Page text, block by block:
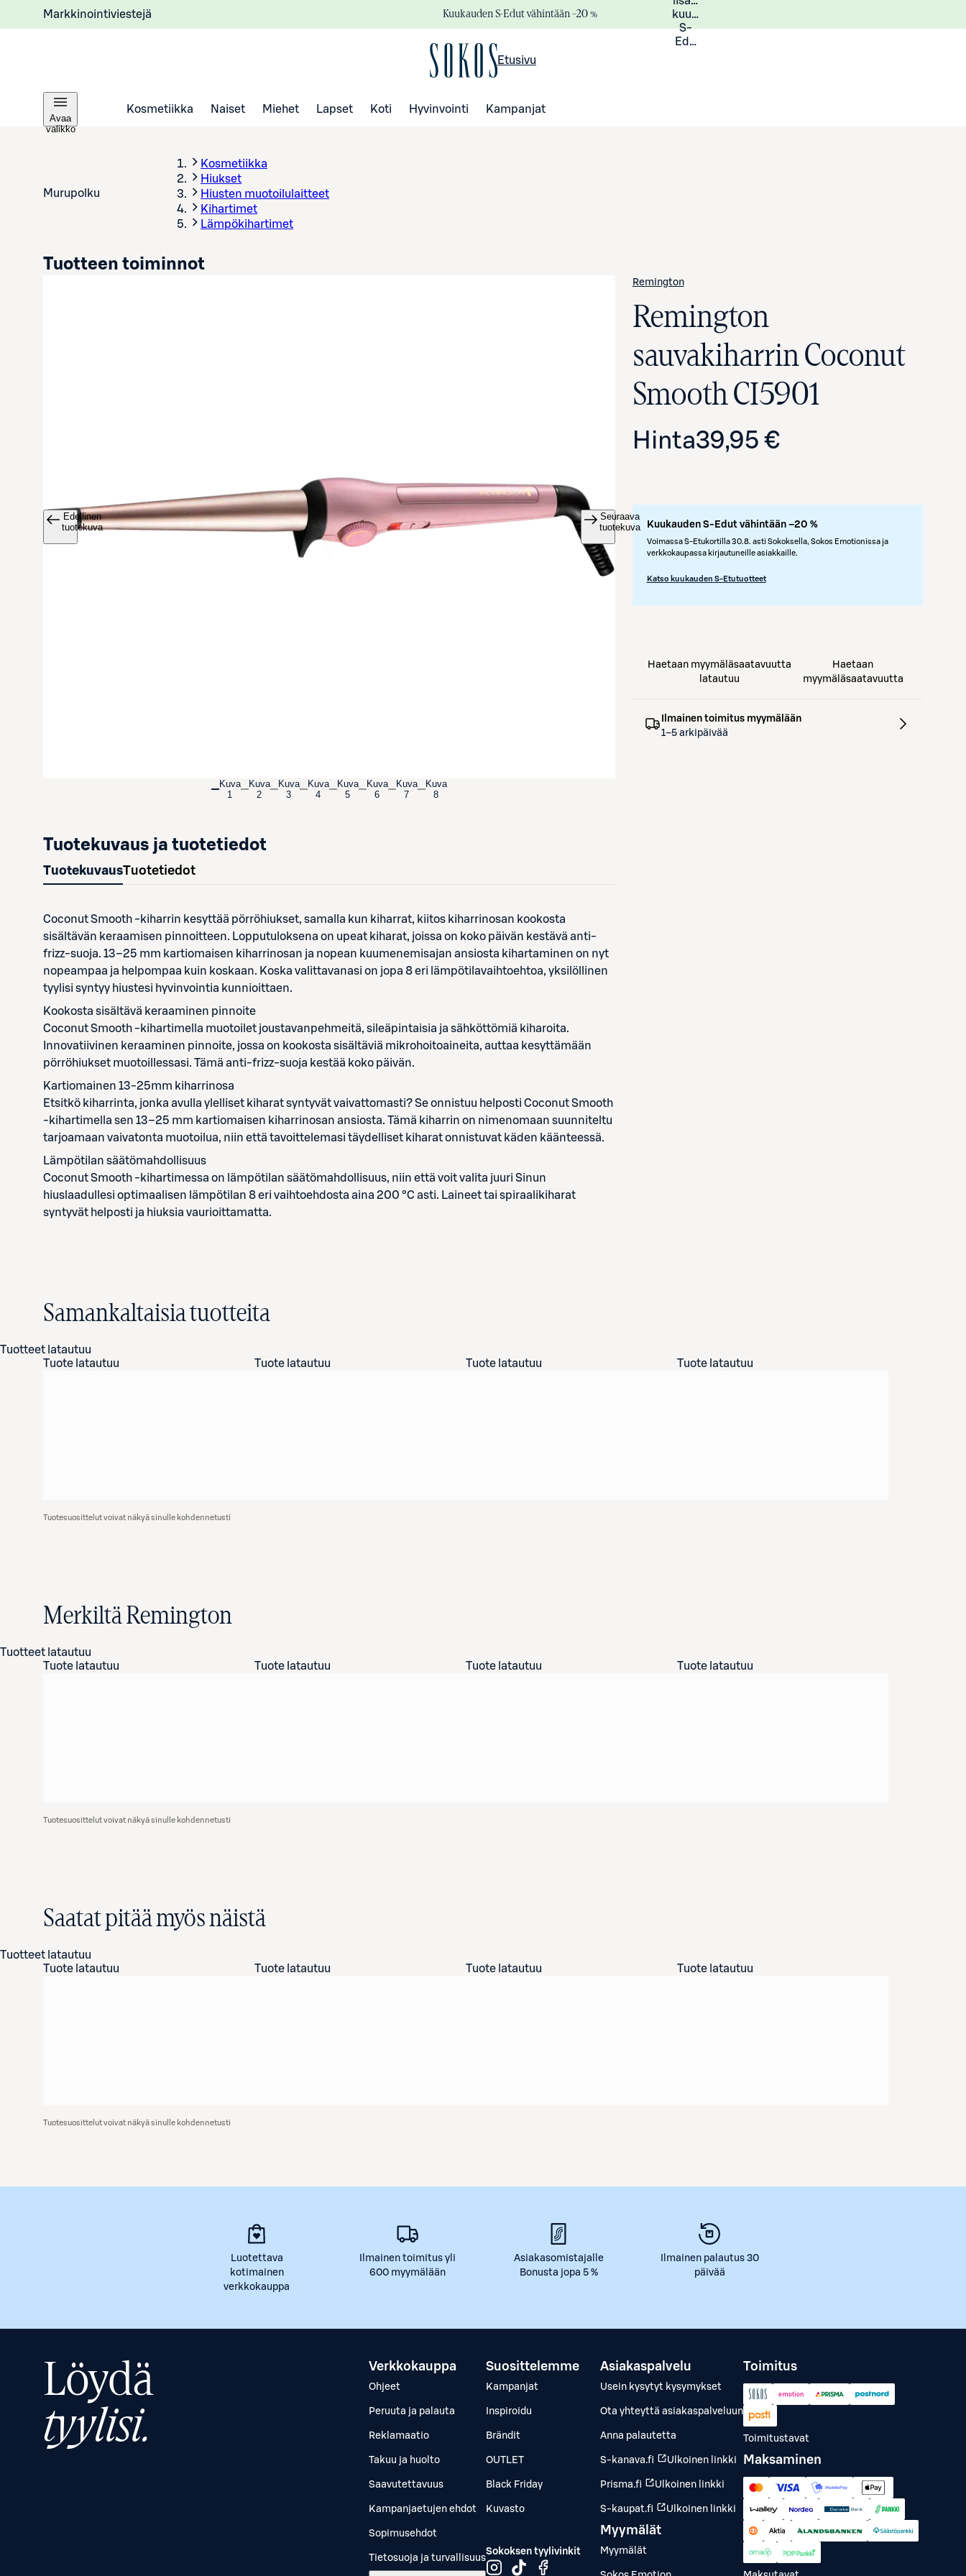
Markkinointiviestejä Kuukauden S-Edut vähintään –20 %
kuukauden
S-
Eduista
Etusivu
Avaa
valikko
Kosmetiikka Naiset Miehet Lapset Koti Hyvinvointi Kampanjat
Murupolku
Kosmetiikka
Hiukset
Hiusten muotoilulaitteet
Kihartimet
Lämpökihartimet
Avaa tuotekuva suurennettuna
Edellinen
tuotekuva
Seuraava
tuotekuva
Kuva
1
Kuva
2
Kuva
3
Kuva
4
Kuva
5
Kuva
6
Kuva
7
Kuva
8
Remington
Remington
sauvakiharrin Coconut
Smooth CI5901
Hinta39,95 €
Kuukauden S-Edut vähintään –20 %
Voimassa S-Etukortilla 30.8. asti Sokoksella, Sokos Emotionissa ja
verkkokaupassa kirjautuneille asiakkaille.
Katso kuukauden S-Etutuotteet
Tuotteen toiminnot
Haetaan myymäläsaatavuutta
latautuu
Haetaan
myymäläsaatavuutta
Ilmainen toimitus myymälään
1–5 arkipäivää
Tuotekuvaus ja tuotetiedot
TuotekuvausTuotetiedot
Coconut Smooth -kiharrin kesyttää pörröhiukset, samalla kun kiharrat, kiitos kiharrinosan kookosta
sisältävän keraamisen pinnoitteen. Lopputuloksena on upeat kiharat, joissa on koko päivän kestävä anti-
frizz-suoja. 13–25 mm kartiomaisen kiharrinosan ja nopean kuumenemisajan ansiosta kihartaminen on nyt
nopeampaa ja helpompaa kuin koskaan. Koska valittavanasi on jopa 8 eri lämpötilavaihtoehtoa, yksilöllinen
tyylisi syntyy hiustesi hyvinvointia kunnioittaen.
Kookosta sisältävä keraaminen pinnoite
Coconut Smooth -kihartimella muotoilet joustavanpehmeitä, sileäpintaisia ja sähköttömiä kiharoita.
Innovatiivinen keraaminen pinnoite, jossa on kookosta sisältäviä mikrohoitoaineita, auttaa kesyttämään
pörröhiukset muotoillessasi. Tämä anti-frizz-suoja kestää koko päivän.
Kartiomainen 13-25mm kiharrinosa
Etsitkö kiharrinta, jonka avulla ylelliset kiharat syntyvät vaivattomasti? Se onnistuu helposti Coconut Smooth
-kihartimella sen 13–25 mm kartiomaisen kiharrinosan ansiosta. Tämä kiharrin on nimenomaan suunniteltu
tarjoamaan vaivatonta muotoilua, niin että tavoittelemasi täydelliset kiharat onnistuvat käden käänteessä.
Lämpötilan säätömahdollisuus
Coconut Smooth -kihartimessa on lämpötilan säätömahdollisuus, niin että voit valita juuri Sinun
hiuslaadullesi optimaalisen lämpötilan 8 eri vaihtoehdosta aina 200 °C asti. Laineet tai spiraalikiharat
syntyvät helposti ja hiuksia vaurioittamatta.
Samankaltaisia tuotteita
Tuotteet latautuu
Tuote latautuu
Tuote latautuu Tuote latautuu Tuote latautuu
Tuotesuosittelut voivat näkyä sinulle kohdennetusti
Merkiltä Remington
Tuotteet latautuu
Tuote latautuu
Tuote latautuu Tuote latautuu Tuote latautuu
Tuotesuosittelut voivat näkyä sinulle kohdennetusti
Saatat pitää myös näistä
Tuotteet latautuu
Tuote latautuu
Tuote latautuu Tuote latautuu Tuote latautuu
Tuotesuosittelut voivat näkyä sinulle kohdennetusti
Luotettava
kotimainen
verkkokauppa
Ilmainen toimitus yli
600 myymälään
Asiakasomistajalle
Bonusta jopa 5 %
Ilmainen palautus 30
päivää
Löydä
tyylisi.
Verkkokauppa
Ohjeet
Peruuta ja palauta
Reklamaatio
Takuu ja huolto
Saavutettavuus
Kampanjaetujen ehdot
Sopimusehdot
Tietosuoja ja turvallisuus
Suosittelemme
Kampanjat
Inspiroidu
Brändit
OUTLET
Black Friday
Kuvasto
Sokoksen tyylivinkit
Asiakaspalvelu
Usein kysytyt kysymykset
Ota yhteyttä asiakaspalveluun
Anna palautetta
S-kanava.fi Ulkoinen linkki
Prisma.fi Ulkoinen linkki
S-kaupat.fi Ulkoinen linkki
Myymälät
Myymälät
Toimitus
Toimitustavat
Maksaminen